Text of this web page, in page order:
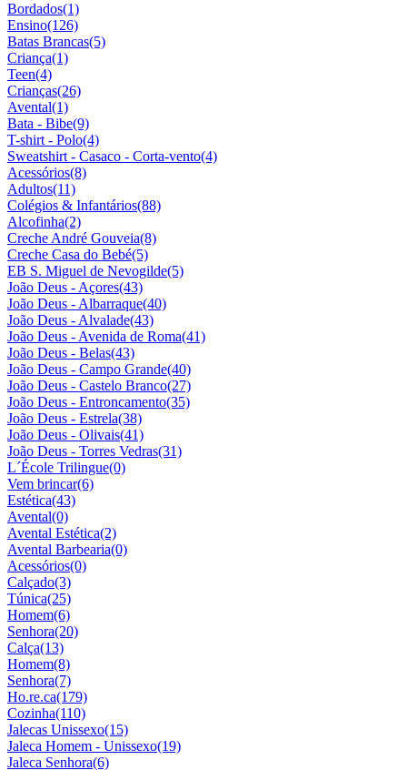
Bordados(1)
Ensino(126)
Batas Brancas(5)
Criança(1)
Teen(4)
Crianças(26)
Avental(1)
Bata - Bibe(9)
T-shirt - Polo(4)
Sweatshirt - Casaco - Corta-vento(4)
Acessórios(8)
Adultos(11)
Colégios & Infantários(88)
Alcofinha(2)
Creche André Gouveia(8)
Creche Casa do Bebé(5)
EB S. Miguel de Nevogilde(5)
João Deus - Açores(43)
João Deus - Albarraque(40)
João Deus - Alvalade(43)
João Deus - Avenida de Roma(41)
João Deus - Belas(43)
João Deus - Campo Grande(40)
João Deus - Castelo Branco(27)
João Deus - Entroncamento(35)
João Deus - Estrela(38)
João Deus - Olivais(41)
João Deus - Torres Vedras(31)
L´École Trilingue(0)
Vem brincar(6)
Estética(43)
Avental(0)
Avental Estética(2)
Avental Barbearia(0)
Acessórios(0)
Calçado(3)
Túnica(25)
Homem(6)
Senhora(20)
Calça(13)
Homem(8)
Senhora(7)
Ho.re.ca(179)
Cozinha(110)
Jalecas Unissexo(15)
Jaleca Homem - Unissexo(19)
Jaleca Senhora(6)